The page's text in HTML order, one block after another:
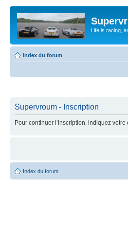
Life is racing,
Index du forum
Supervroum - Inscription
Pour continuer l’inscription, indiquez
Index du forum